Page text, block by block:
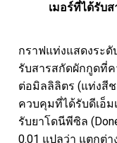
เมอร์ที่ได้รับ
กราฟแท่งแสดงระดั
รับสารสกัดผักกูดที่
ต่อมิลลิลิตร (แท่งสี
ควบคุมที่ได้รับดีเอ็
รับยาโดนีพีซิล
0.01 แปลว่า แตกต่